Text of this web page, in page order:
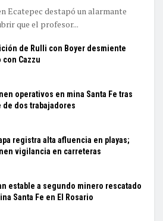
Ecatepec destapó un alarmante
que el profesor...
de Rulli con Boyer desmiente
Cazzu
operativos en mina Santa Fe tras
de dos trabajadores
registra alta afluencia en playas;
vigilancia en carreteras
estable a segundo minero rescatado
Santa Fe en El Rosario